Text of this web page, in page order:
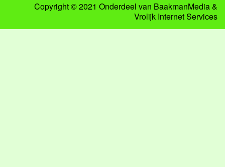
Copyright © 2021 Onderdeel van BaakmanMedia&
Vrolijk Internet Services